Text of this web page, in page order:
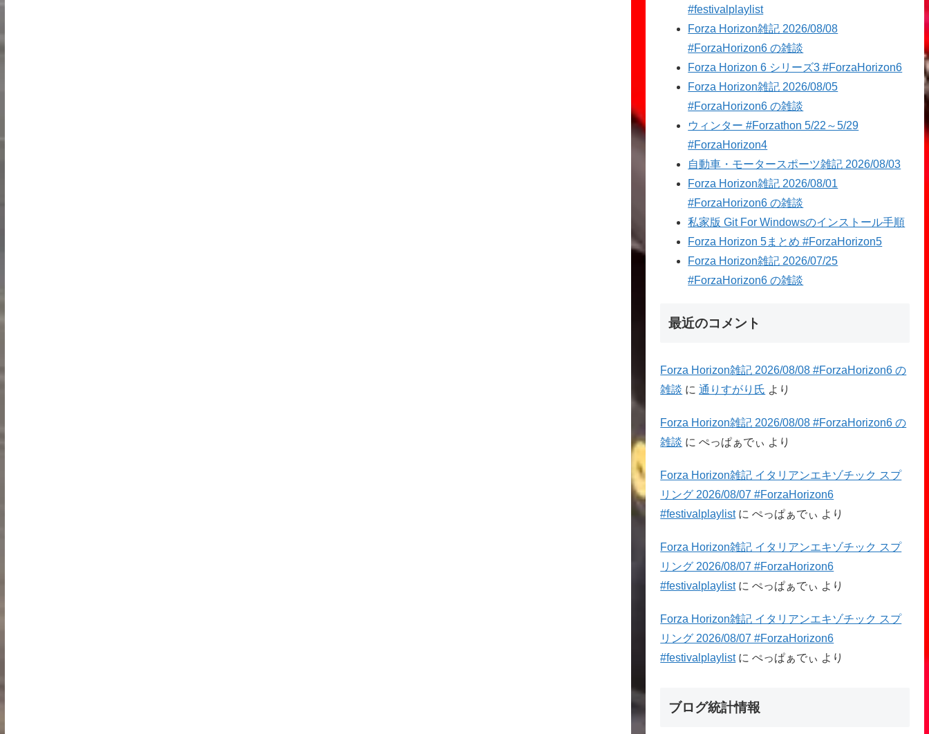
#festivalplaylist
Forza Horizon雑記 2026/08/08
#ForzaHorizon6 の雑談
Forza Horizon 6 シリーズ3 #ForzaHorizon6
Forza Horizon雑記 2026/08/05
#ForzaHorizon6 の雑談
ウィンター #Forzathon 5/22～5/29
#ForzaHorizon4
自動車・モータースポーツ雑記 2026/08/03
Forza Horizon雑記 2026/08/01
#ForzaHorizon6 の雑談
私家版 Git For Windowsのインストール手順
Forza Horizon 5まとめ #ForzaHorizon5
Forza Horizon雑記 2026/07/25
#ForzaHorizon6 の雑談
最近のコメント
Forza Horizon雑記 2026/08/08 #ForzaHorizon6 の
雑談 に通りすがり氏 より
Forza Horizon雑記 2026/08/08 #ForzaHorizon6 の
雑談 にぺっぱぁでぃ より
Forza Horizon雑記 イタリアンエキゾチック スプ
リング 2026/08/07 #ForzaHorizon6
#festivalplaylistにぺっぱぁでぃ より
Forza Horizon雑記 イタリアンエキゾチック スプ
リング 2026/08/07 #ForzaHorizon6
#festivalplaylistにぺっぱぁでぃ より
Forza Horizon雑記 イタリアンエキゾチック スプ
リング 2026/08/07 #ForzaHorizon6
#festivalplaylistにぺっぱぁでぃ より
ブログ統計情報